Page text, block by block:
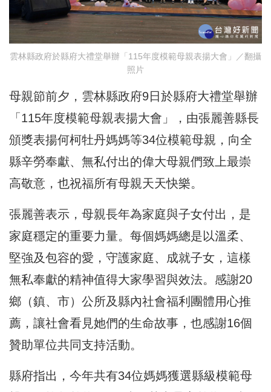
雲林縣政府於縣府大禮堂舉辦「115年度模範母親表揚大會」／翻攝
照片
母親節前夕，雲林縣政府9日於縣府大禮堂舉辦
「115年度模範母親表揚大會」，由張麗善縣長
頒獎表揚何柯牡丹媽媽等34位模範母親，向全
縣辛勞奉獻、無私付出的偉大母親們致上最崇
高敬意，也祝福所有母親天天快樂。
張麗善表示，母親長年為家庭與子女付出，是
家庭穩定的重要力量。每個媽媽總是以溫柔、
堅強及包容的愛，守護家庭、成就子女，這樣
無私奉獻的精神值得大家學習與效法。感謝20
鄉（鎮、市）公所及縣內社會福利團體用心推
薦，讓社會看見她們的生命故事，也感謝16個
贊助單位共同支持活動。
縣府指出，今年共有34位媽媽獲選縣級模範母